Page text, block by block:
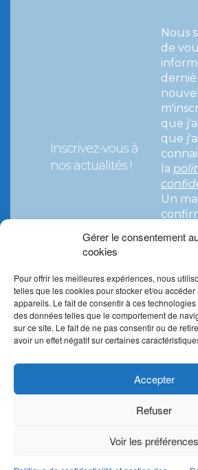
Gérer le consentement
cookies
Pour offrir les meilleures expériences, nous
telles que les cookies pour stocker et/ou
appareils. Le fait de consentir à ces
des données telles que le comportement de
sur ce site. Le fait de ne pas consentir ou de
avoir un effet négatif sur certaines
Accepter
Refuser
Voir les préférences
Inscrivez-vous à
nos actualités !
Nous
de
que
que
la
Un
valider
Politique de
Copyrights 2023 - conception :